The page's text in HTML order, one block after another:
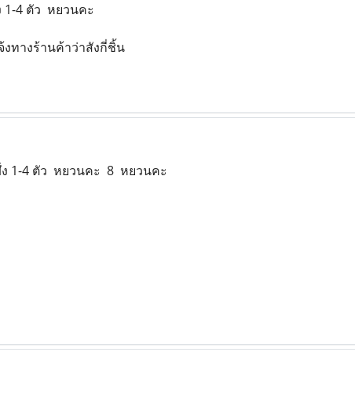
4 ตัว หยวนคะ
งทางร้านค้าว่าสังกี่ชิ้น
1-4 ตัว หยวนคะ 8 หยวนคะ